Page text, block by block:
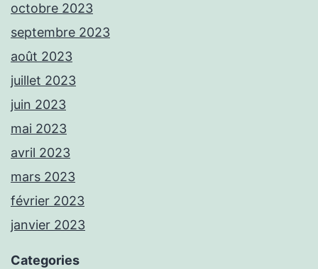
octobre 2023
septembre 2023
août 2023
juillet 2023
juin 2023
mai 2023
avril 2023
mars 2023
février 2023
janvier 2023
Categories